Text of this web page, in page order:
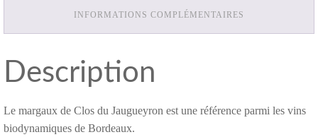
INFORMATIONS COMPLÉMENTAIRES
Description
Le margaux de Clos du Jaugueyron est une référence parmi les vins
biodynamiques de Bordeaux.